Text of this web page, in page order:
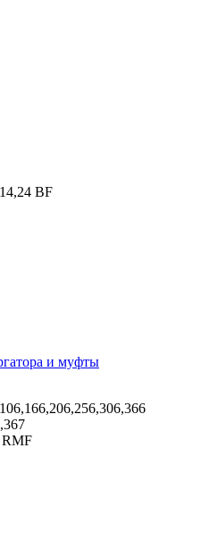
14,24 BF
и муфты
106,166,206,256,306,366
RMF